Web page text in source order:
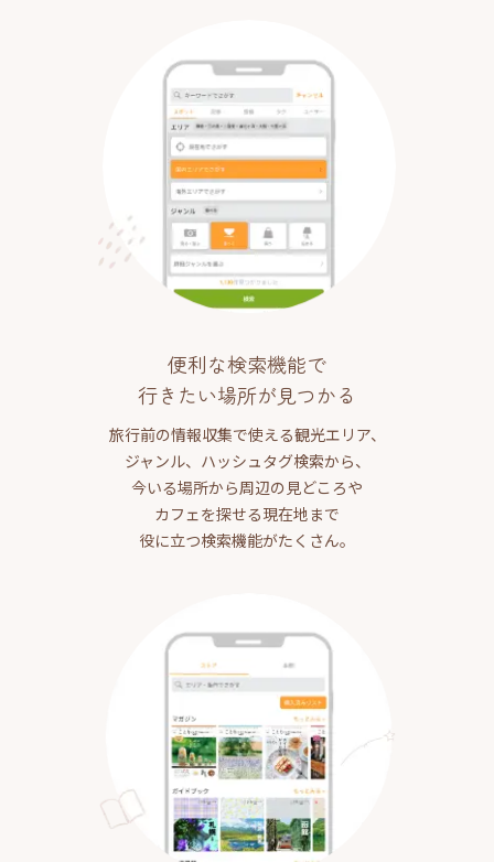
便利な検索機能で
行きたい場所が見つかる
旅行前の情報収集で使える観光エリア、
ジャンル、ハッシュタグ検索から、
今いる場所から周辺の見どころや
カフェを探せる現在地まで
役に立つ検索機能がたくさん。